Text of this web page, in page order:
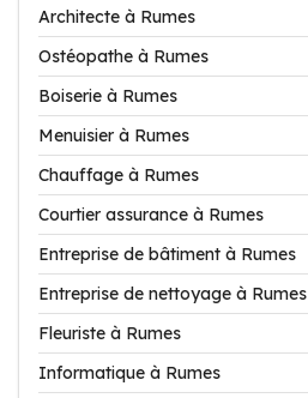
Architecte à Rumes
Ostéopathe à Rumes
Boiserie à Rumes
Menuisier à Rumes
Chauffage à Rumes
Courtier assurance à Rumes
Entreprise de bâtiment à Rumes
Entreprise de nettoyage à Rumes
Fleuriste à Rumes
Informatique à Rumes